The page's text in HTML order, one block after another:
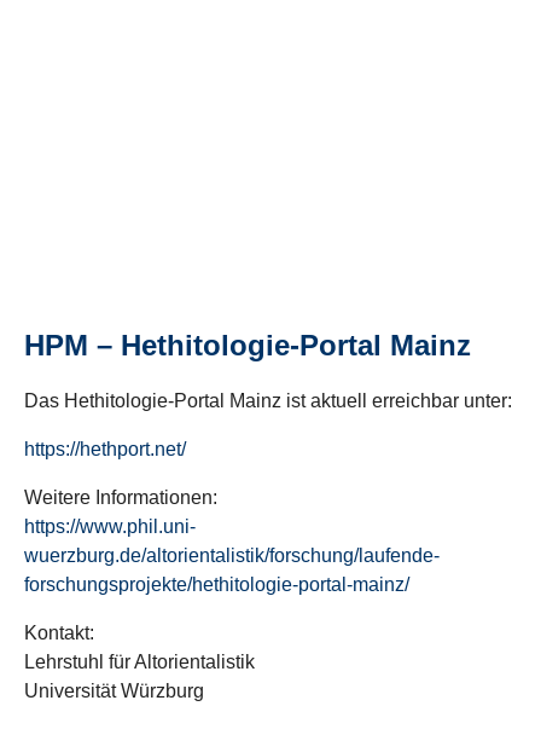
HPM – Hethitologie-Portal Mainz
Das Hethitologie-Portal Mainz ist aktuell erreichbar unter:
https://hethport.net/
Weitere Informationen:
https://www.phil.uni-
wuerzburg.de/altorientalistik/forschung/laufende-
forschungsprojekte/hethitologie-portal-mainz/
Kontakt:
Lehrstuhl für Altorientalistik
Universität Würzburg